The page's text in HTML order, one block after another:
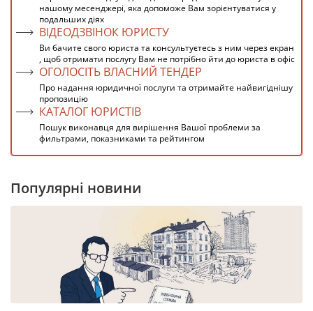
нашому месенджері, яка допоможе Вам зорієнтуватися у
подальших діях
ВІДЕОДЗВІНОК ЮРИСТУ
Ви бачите свого юриста та консультуєтесь з ним через екран
, щоб отримати послугу Вам не потрібно йти до юриста в офіс
ОГОЛОСІТЬ ВЛАСНИЙ ТЕНДЕР
Про надання юридичної послуги та отримайте найвигіднішу
пропозицію
КАТАЛОГ ЮРИСТІВ
Пошук виконавця для вирішення Вашої проблеми за
фильтрами, показниками та рейтингом
Популярні новини